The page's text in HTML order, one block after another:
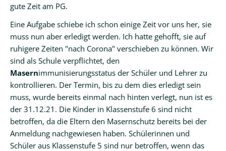
gute Zeit am PG.
Eine Aufgabe schiebe ich schon einige Zeit vor uns her, sie
muss nun aber erledigt werden. Ich hatte gehofft, sie auf
ruhigere Zeiten "nach Corona" verschieben zu können. Wir
sind als Schule verpflichtet, den
Masernimmunisierungsstatus der Schüler und Lehrer zu
kontrollieren. Der Termin, bis zu dem dies erledigt sein
muss, wurde bereits einmal nach hinten verlegt, nun ist es
der 31.12.21. Die Kinder in Klassenstufe 6 sind nicht
betroffen, da die Eltern den Masernschutz bereits bei der
Anmeldung nachgewiesen haben. Schülerinnen und
Schüler aus Klassenstufe 5 sind nur betroffen, wenn das